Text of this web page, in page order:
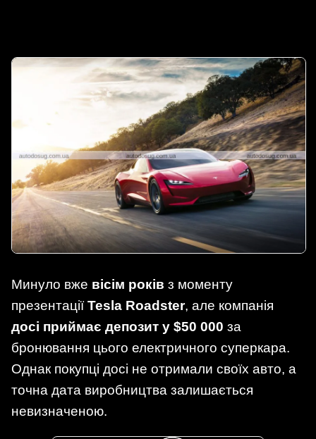
Минуло вже вісім років з моменту
презентаціїTesla Roadster, але компанія
досі приймає депозит у $50 000 за
бронювання цього електричного суперкара.
Однак покупці досі не отримали своїх авто, а
точна дата виробництва залишається
невизначеною.